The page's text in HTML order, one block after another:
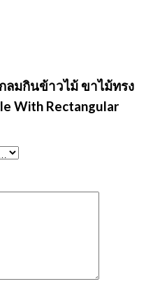
ลมกินข้าวไม้ ขาไม้ทรง
With Rectangular